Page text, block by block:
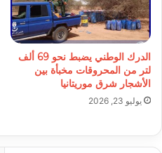
الدرك الوطني يضبط نحو 69 ألف
لتر من المحروقات مخبأة بين
الأشجار شرق موريتانيا
يوليو 23, 2026